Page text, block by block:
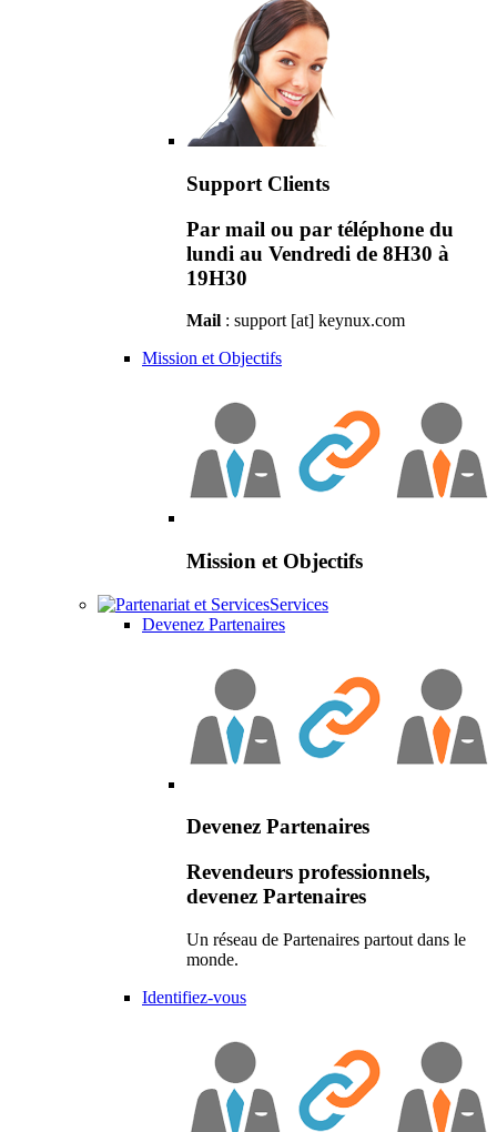
Support Clients
Par mail ou par téléphone du
lundi au Vendredi de 8H30 à
19H30
Mail : support [at] keynux.com
Mission et Objectifs
Mission et Objectifs
Services
Devenez Partenaires
Devenez Partenaires
Revendeurs professionnels,
devenez Partenaires
Un réseau de Partenaires partout dans le
monde.
Identifiez-vous